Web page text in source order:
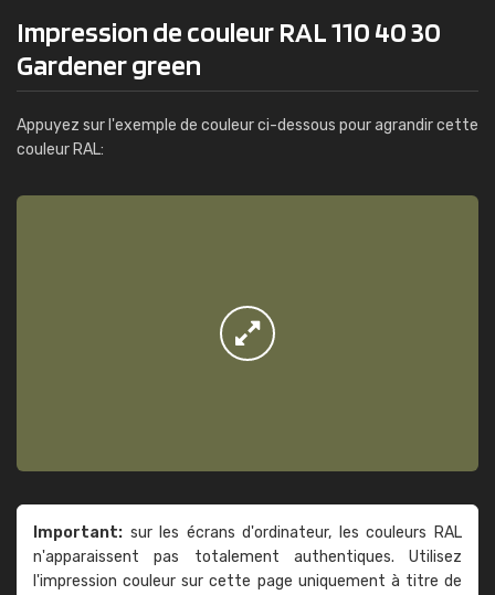
Impression de couleur RAL 110 40 30
Gardener green
Appuyez sur l'exemple de couleur ci-dessous pour agrandir cette
couleur RAL:
Important: sur les écrans d'ordinateur, les couleurs RAL
n'apparaissent pas totalement authentiques. Utilisez
l'impression couleur sur cette page uniquement à titre de